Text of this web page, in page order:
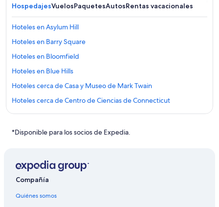
HospedajesVuelosPaquetesAutosRentas vacacionales
Hoteles en Asylum Hill
Hoteles en Barry Square
Hoteles en Bloomfield
Hoteles en Blue Hills
Hoteles cerca de Casa y Museo de Mark Twain
Hoteles cerca de Centro de Ciencias de Connecticut
Resorts todo incluido en Centro
Hoteles de negocios en Centro
Hoteles románticos en Centro
Hoteles baratos en Centro
*Disponible para los socios de Expedia.
Compañía
Quiénes somos